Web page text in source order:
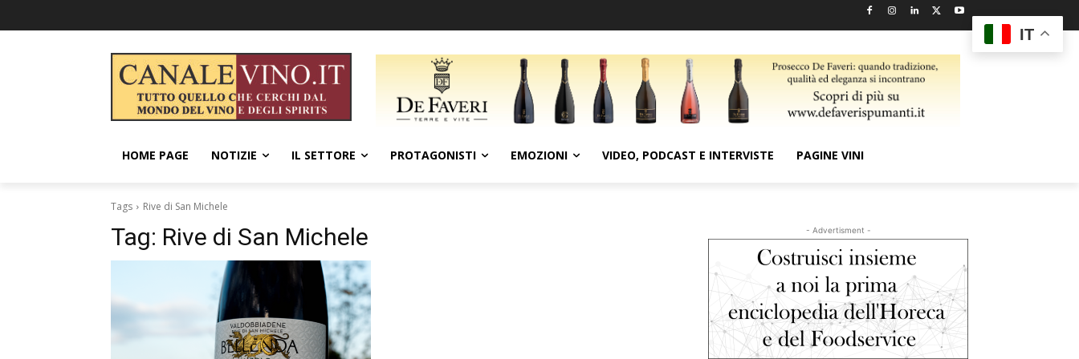
HOME PAGE NOTIZIE IL SETTORE PROTAGONISTI EMOZIONI VIDEO, PODCAST E INTERVISTE PAGINE VINI
Tags Rive di San Michele
Tag: Rive di San Michele - Advertisment -
IT